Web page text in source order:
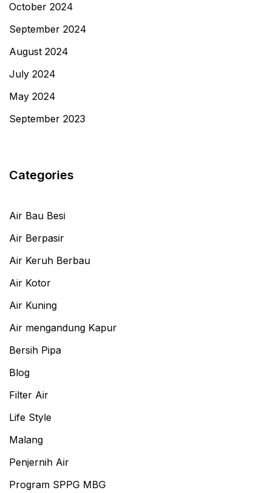
October 2024
September 2024
August 2024
July 2024
May 2024
September 2023
Categories
Air Bau Besi
Air Berpasir
Air Keruh Berbau
Air Kotor
Air Kuning
Air mengandung Kapur
Bersih Pipa
Blog
Filter Air
Life Style
Malang
Penjernih Air
Program SPPG MBG